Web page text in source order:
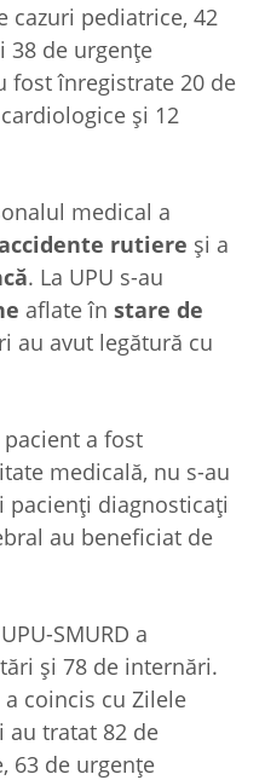
cazuri pediatrice, 42
38 de urgențe
fost înregistrate 20 de
și 12
medical a
rutiere și a
. La UPU s-au
aflate în stare de
au avut legătură cu
a fost
medicală, nu s-au
pacienți diagnosticați
au beneficiat de
SMURD a
și 78 de internări.
coincis cu Zilele
au tratat 82 de
63 de urgențe